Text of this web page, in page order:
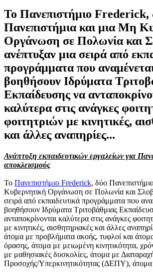
Το Πανεπιστήμιο Frederick,
Πανεπιστήμια και μια Μη
Οργάνωση σε Πολωνία και
ανέπτυξαν μια σειρά από
προγράμματα που
βοηθήσουν Ιδρύματα
Εκπαίδευσης να
καλύτερα στις ανάγκες
φοιτητριών με κινητικές,
και άλλες αναπηρίες...
Ανάπτυξη εκπαιδευτικών εργαλείων για
αποκλεισμούς
Το Πανεπιστήμιο Frederick, δύο
Κυβερνητική Οργάνωση σε Πολωνία και
σειρά από εκπαιδευτικά προγράμματα που
βοηθήσουν Ιδρύματα Τριτοβάθμιας
ανταποκρίνονται καλύτερα στις ανάγκες
με κινητικές, αισθητηριακές και άλλες
άτομα με προβλήματα ακοής, τυφλοί και
όρασης, άτομα με μειωμένη κινητικότητα,
με μαθησιακές δυσκολίες, άτομα με
Προσοχής/Υπερκινητικότητας (ΔΕΠΥ), άτομα